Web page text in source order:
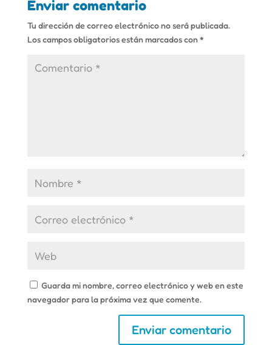
Enviar comentario
Tu dirección de correo electrónico no será publicada.
Los campos obligatorios están marcados con*
Guarda mi nombre, correo electrónico y web en este
navegador para la próxima vez que comente.